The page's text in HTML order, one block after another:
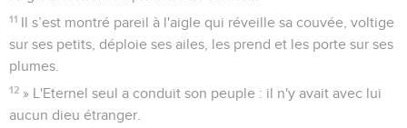
11 Il s’est montré pareil à l'aigle qui réveille sa couvée, voltige
sur ses petits, déploie ses ailes, les prend et les porte sur ses
plumes.
12 » L'Eternel seul a conduit son peuple : il n'y avait avec lui
aucun dieu étranger.